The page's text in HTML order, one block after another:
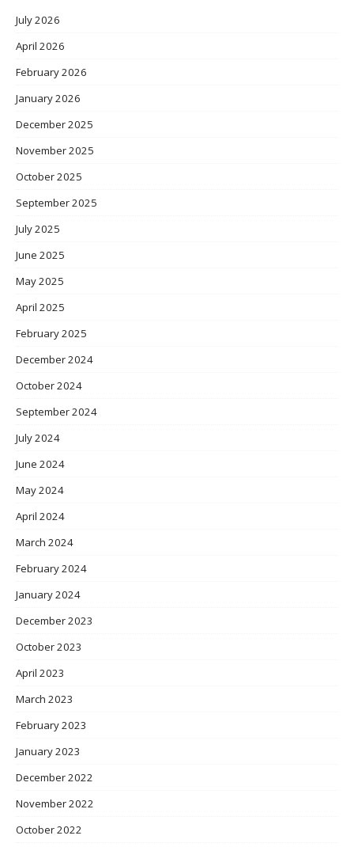
July 2026
April 2026
February 2026
January 2026
December 2025
November 2025
October 2025
September 2025
July 2025
June 2025
May 2025
April 2025
February 2025
December 2024
October 2024
September 2024
July 2024
June 2024
May 2024
April 2024
March 2024
February 2024
January 2024
December 2023
October 2023
April 2023
March 2023
February 2023
January 2023
December 2022
November 2022
October 2022